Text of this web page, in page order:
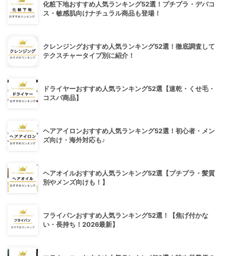
化粧下地おすすめ人気ランキング52選！プチプラ・デパコ
ス・敏感肌向けナチュラル商品も登場！
クレンジングおすすめ人気ランキング52選！徹底調査して
テクスチャータイプ別に紹介！
ドライヤーおすすめ人気ランキング52選【速乾・くせ毛・
コスパ商品】
ヘアアイロンおすすめ人気ランキング52選！初心者・メン
ズ向け・海外対応も♪
ヘアオイルおすすめ人気ランキング52選【プチプラ・髪質
別やメンズ向けも！】
フライパンおすすめ人気ランキング52選！【焦げ付かな
い・長持ち！2026最新】